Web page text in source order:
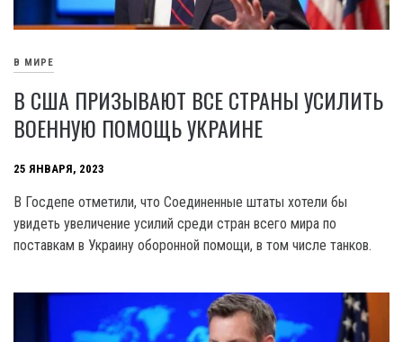
В МИРЕ
В США ПРИЗЫВАЮТ ВСЕ СТРАНЫ УСИЛИТЬ
ВОЕННУЮ ПОМОЩЬ УКРАИНЕ
25 ЯНВАРЯ, 2023
В Госдепе отметили, что Соединенные штаты хотели бы
увидеть увеличение усилий среди стран всего мира по
поставкам в Украину оборонной помощи, в том числе танков.